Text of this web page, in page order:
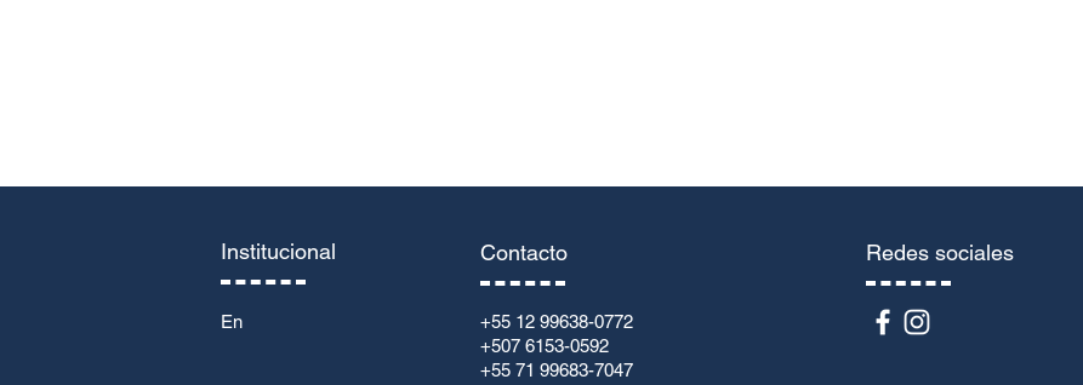
Institucional
En
Contacto
+55 12 99638-0772
+507 6153-0592
Redes sociales
+55 71 99683-7047